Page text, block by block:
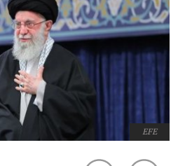
EFE